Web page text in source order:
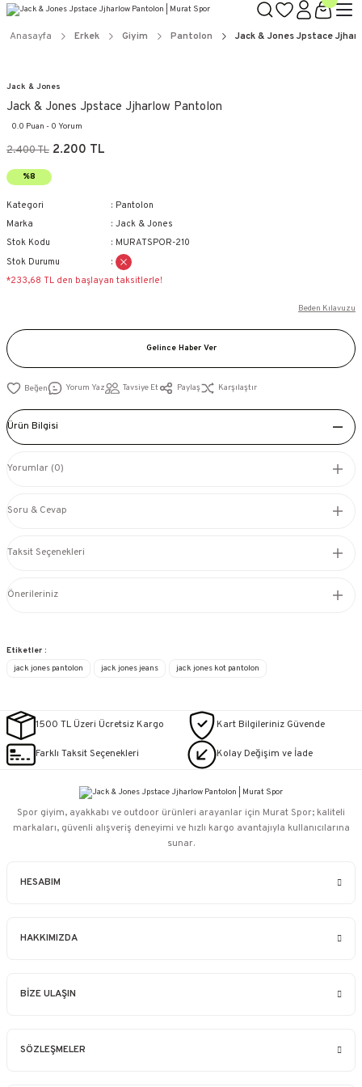
Anasayfa Erkek Giyim Pantolon Jack & Jones Jpstace
Jack & Jones
Jack & Jones Jpstace Jjharlow Pantolon
0.0 Puan - 0 Yorum
2.400 TL 2.200 TL
%8
Kategori
Pantolon
Marka
Jack & Jones
Stok Kodu
MURATSPOR-210
Stok Durumu
*233,68 TL den başlayan taksitlerle!
Beden Kılavuzu
Gelince Haber Ver
Yorum Yaz Tavsiye Et Paylaş Karşılaştır
Ürün Bilgisi
Yorumlar (0)
Soru & Cevap
Taksit Seçenekleri
Önerileriniz
Etiketler :
jack jones pantolon
jack jones jeans jack jones kot pantolon
1500 TL Üzeri Ücretsiz Kargo Kart Bilgileriniz Güvende
Farklı Taksit Seçenekleri Kolay Değişim ve İade
HESABIM
HAKKIMIZDA
BİZE ULAŞIN
SÖZLEŞMELER
Spor giyim, ayakkabı ve outdoor ürünleri arayanlar için Murat Spor; kaliteli
markaları, güvenli alışveriş deneyimi ve hızlı kargo avantajıyla kullanıcılarına
sunar.